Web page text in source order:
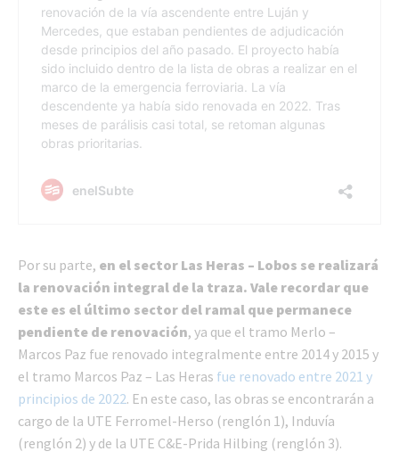
Por su parte, en el sector Las Heras – Lobos se realizará
la renovación integral de la traza. Vale recordar que
este es el último sector del ramal que permanece
pendiente de renovación, ya que el tramo Merlo –
Marcos Paz fue renovado integralmente entre 2014 y 2015 y
el tramo Marcos Paz – Las Heras fue renovado entre 2021 y
principios de 2022. En este caso, las obras se encontrarán a
cargo de la UTE Ferromel-Herso (renglón 1), Induvía
(renglón 2) y de la UTE C&E-Prida Hilbing (renglón 3).